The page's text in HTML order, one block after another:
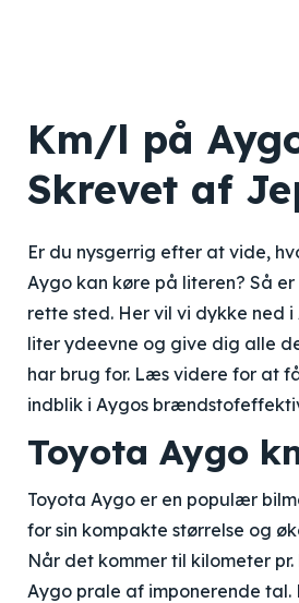
Km/l på
Skrevet af
Er du nysgerrig efter at vide,
Aygo kan køre på literen? Så
rette sted. Her vil vi dykke ned i
liter ydeevne og give dig alle
har brug for. Læs videre for at
indblik i Aygos
Toyota Aygo
Toyota Aygo er en populær
for sin kompakte størrelse og
Når det kommer til kilometer
Aygo prale af imponerende tal.